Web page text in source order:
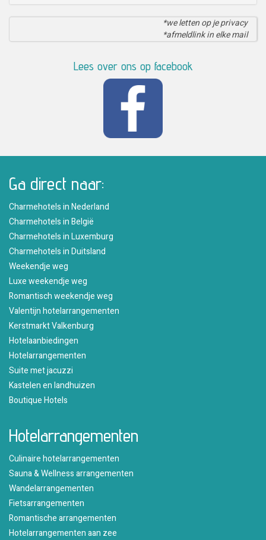
*we letten op je privacy
*afmeldlink in elke mail
Lees over ons op facebook
Ga direct naar:
Charmehotels in Nederland
Charmehotels in België
Charmehotels in Luxemburg
Charmehotels in Duitsland
Weekendje weg
Luxe weekendje weg
Romantisch weekendje weg
Valentijn hotelarrangementen
Kerstmarkt Valkenburg
Hotelaanbiedingen
Hotelarrangementen
Suite met jacuzzi
Kastelen en landhuizen
Boutique Hotels
Hotelarrangementen
Culinaire hotelarrangementen
Sauna & Wellness arrangementen
Wandelarrangementen
Fietsarrangementen
Romantische arrangementen
Hotelarrangementen aan zee